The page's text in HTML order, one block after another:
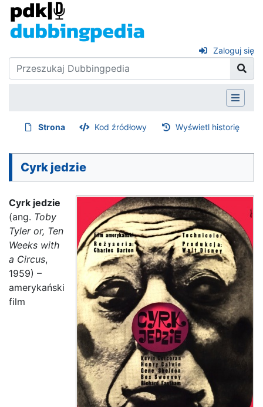
Zaloguj się
Strona Kod źródłowy Wyświetl historię
Cyrk jedzie
Cyrk jedzie
(ang. Toby
Tyler or, Ten
Weeks with
a Circus,
1959) –
amerykański
film